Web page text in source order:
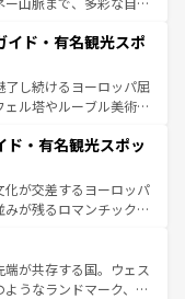
テンツ一覧を参照してほ
フラメンコ、熱気あふ
生活の一部となってい
囲気や、バルセロナの
古代ローマ遺跡や中世
なるスペインはその個
イド・有名観光スポ
し続けるヨーロッパ屈
ル塔やルーブル美術館
麗な宮殿、歴史的な大
自然が、訪れる者を心
食の国としても知ら
化遺産にも登録されて
楽しみ方が可能だ。さ
溢れており、どの街角に
。パリ以外の個性あふ
ド・有名観光スポッ
化が交差するヨーロッパ
が残るロマンチック街
飽きることがない。ベ
のアルプスの絶景、そ
た風景は必見。ビール
が共存する国。ウェス
うなランドマーク、歴